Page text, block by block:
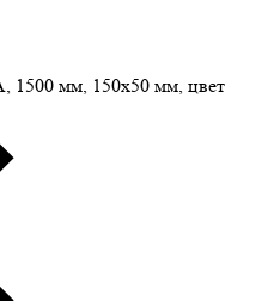
1500 мм, 150x50 мм, цвет